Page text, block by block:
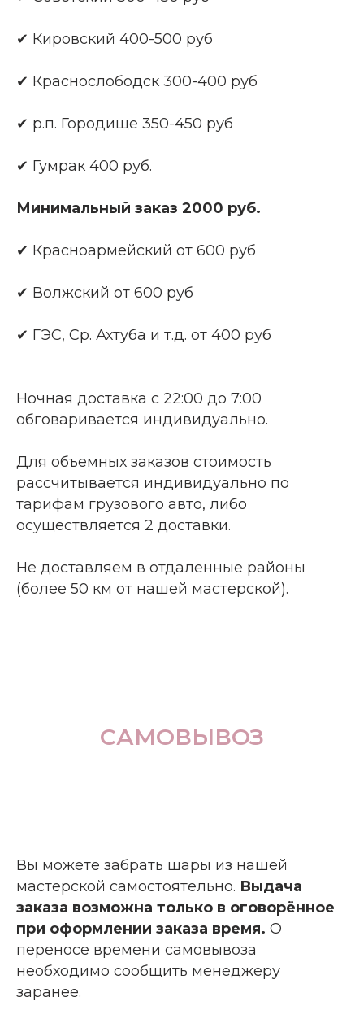
✔ Кировский 400-500 руб
✔ Краснослободск 300-400 руб
✔ р.п. Городище 350-450 руб
✔ Гумрак 400 руб.
Минимальный заказ 2000 руб.
✔ Красноармейский от 600 руб
✔ Волжский от 600 руб
✔ ГЭС, Ср. Ахтуба и т.д. от 400 руб
Ночная доставка с 22:00 до 7:00
обговаривается индивидуально.
Для объемных заказов стоимость
рассчитывается индивидуально по
тарифам грузового авто, либо
осуществляется 2 доставки.
Не доставляем в отдаленные районы
(более 50 км от нашей мастерской).
САМОВЫВОЗ
Вы можете забрать шары из нашей
мастерской самостоятельно. Выдача
заказа возможна только в оговорённое
при оформлении заказа время. О
переносе времени самовывоза
необходимо сообщить менеджеру
заранее.